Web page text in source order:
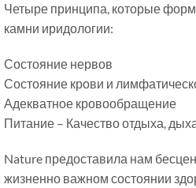
Четыре принципа, которые
камни иридологии:
Состояние нервов
Состояние крови и
Адекватное кровообращение
Питание – Качество отдыха,
Nature предоставила нам
жизненно важном состоянии